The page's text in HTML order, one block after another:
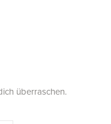
überraschen.